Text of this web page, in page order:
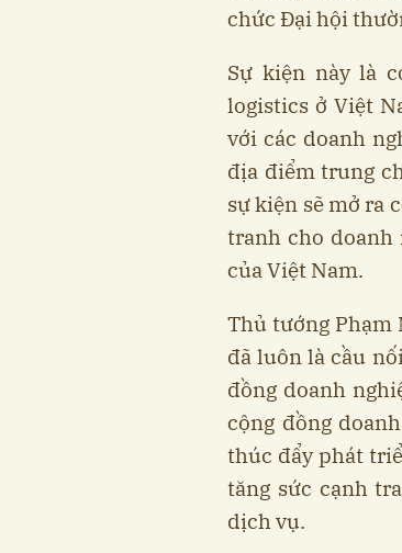
chức Đại hội
Sự kiện này là
logistics ở Việt
với các doanh
địa điểm trung
sự kiện sẽ mở ra
tranh cho doanh
của Việt Nam.
Thủ tướng Phạm
đã luôn là cầu
đồng doanh
cộng đồng
thúc đẩy phát
tăng sức cạnh
dịch vụ.